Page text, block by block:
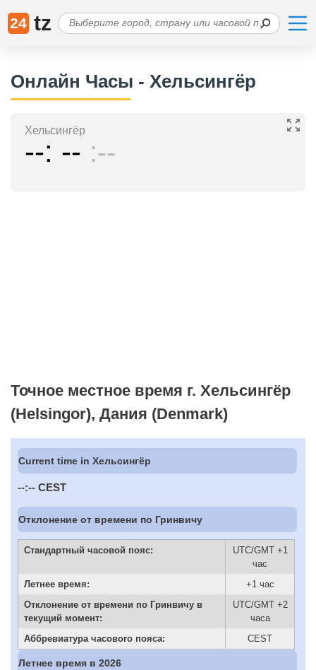
24 tz
Онлайн Часы - Хельсингёр
Хельсингёр
-- -- --
Точное местное время г. Хельсингёр
(Helsingor), Дания (Denmark)
Current time in Хельсингёр
--:-- CEST
Отклонение от времени по Гринвичу
Стандартный часовой пояс:
UTC/GMT +1
час
Летнее время:
+1 час
Отклонение от времени по Гринвичу в
текущий момент:
UTC/GMT +2
часа
Аббревиатура часового пояса:
CEST
Летнее время в 2026